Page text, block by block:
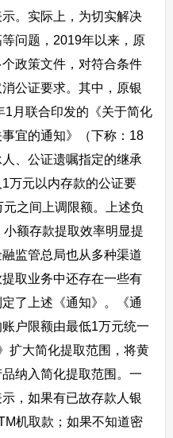
。实际上，为切实解决
问题，2019年以来，原
政策文件，对符合条件
公证要求。其中，原银
月联合印发的《关于简化
宜的通知》（下称：18
、公证遗嘱指定的继承
万元以内存款的公证要
之间上调限额。上述负
额存款提取效率明显提
监管总局也从多种渠道
取业务中还存在一些有
了上述《通知》。《通
户限额由最低1万元统一
扩大简化提取范围，将黄
纳入简化提取范围。一
，如果有已故存款人银
机取款；如果不知道密